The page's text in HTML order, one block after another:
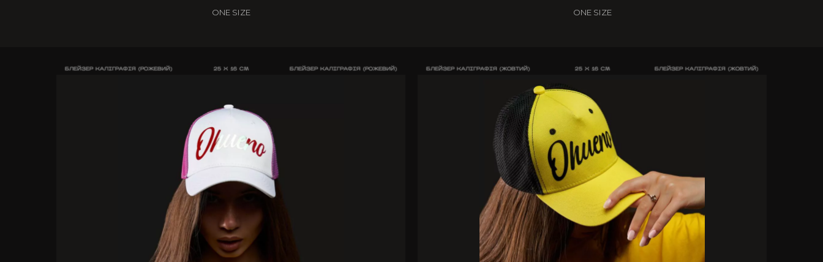
ONE SIZE
ONE SIZE
БЛЕЙЗЕР КАЛІГРАФІЯ (РОЖЕВИЙ) 25 X 16 CM БЛЕЙЗЕР КАЛІГРАФІЯ (РОЖЕВИЙ) БЛЕЙЗЕР КАЛІГРАФІЯ (ЖОВТИЙ) 25 X 16 CM БЛЕЙЗЕР КАЛІГРАФІЯ (ЖОВТИЙ)